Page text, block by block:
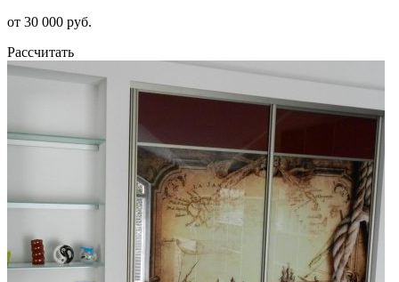
от 30 000 руб.
Рассчитать